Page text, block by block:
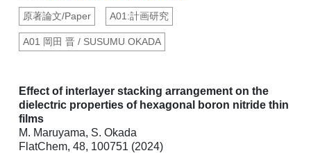
原著論文/Paper A01:計画研究
A01 岡田 晋 / SUSUMU OKADA
Effect of interlayer stacking arrangement on the
dielectric properties of hexagonal boron nitride thin
films
M. Maruyama, S. Okada
FlatChem, 48, 100751 (2024)